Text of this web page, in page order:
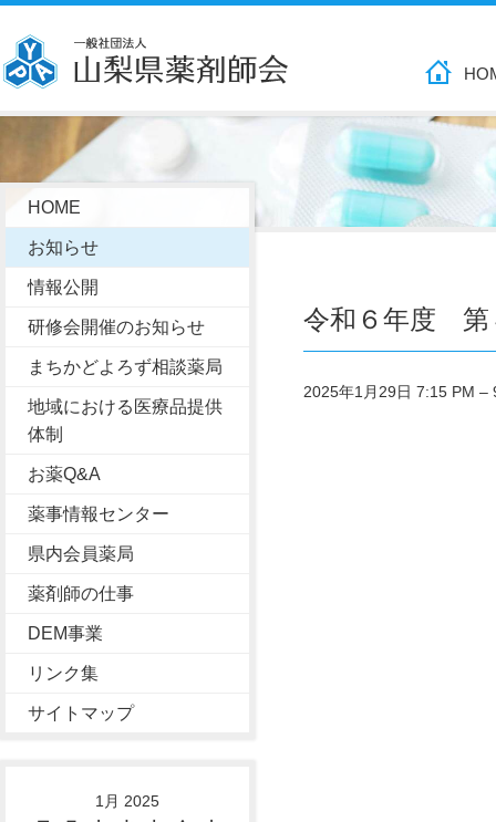
HOME
お知らせ
情報公開
研修会開催のお知らせ
まちかどよろず相談薬局
地域における医療品提供
体制
お薬Q&A
薬事情報センター
県内会員薬局
薬剤師の仕事
DEM事業
リンク集
サイトマップ
1月 2025
令和６年度 第
2025年1月29日 7:15 PM –